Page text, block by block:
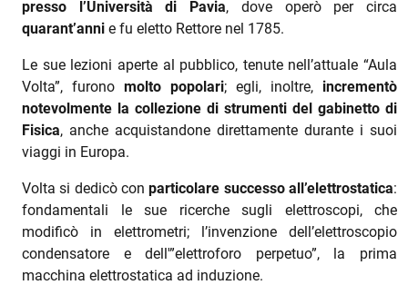
presso l’Università di Pavia, dove operò per circa
quarant’anni e fu eletto Rettore nel 1785.
Le sue lezioni aperte al pubblico, tenute nell’attuale “Aula
Volta”, furono molto popolari; egli, inoltre, incrementò
notevolmente la collezione di strumenti del gabinetto di
Fisica, anche acquistandone direttamente durante i suoi
viaggi in Europa.
Volta si dedicò conparticolare successo all’elettrostatica:
fondamentali le sue ricerche sugli elettroscopi, che
modificò in elettrometri; l’invenzione dell’elettroscopio
condensatore e dell'”elettroforo perpetuo”, la prima
macchina elettrostatica ad induzione.